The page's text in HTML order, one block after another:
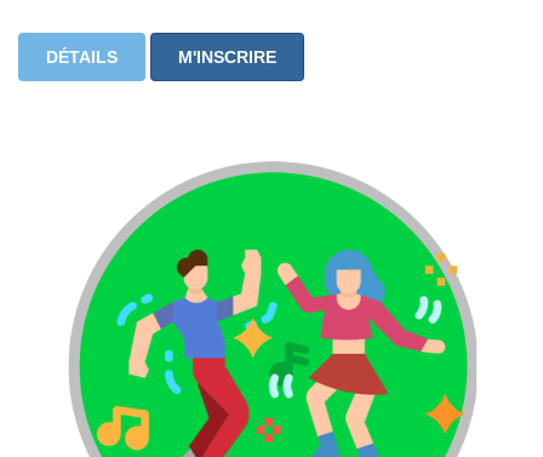
DÉTAILS M'INSCRIRE